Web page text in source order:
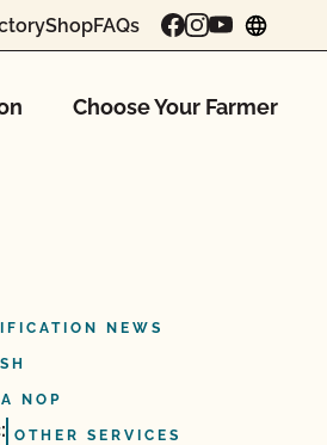
ShopFAQs
Choose Your Farmer
NEWS
NOP
OTHER SERVICES